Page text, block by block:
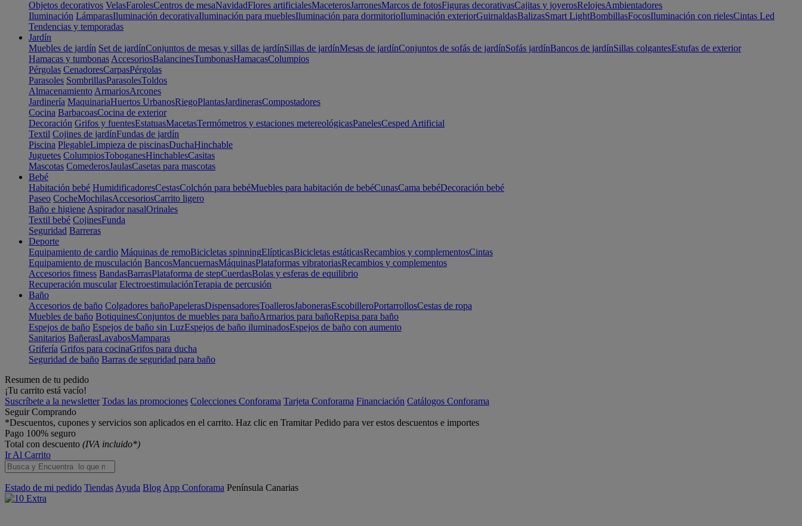
Objetos decorativos VelasFarolesCentros de mesaNavidadFlores artificialesMaceterosJarronesMarcos de fotosFiguras decorativasCajitas y joyerosRelojesAmbientadores
Iluminación LámparasIluminación decorativaIluminación para mueblesIluminación para dormitorioIluminación exteriorGuirnaldasBalizasSmart LightBombillasFocosIluminación con rielesCintas Led
Tendencias y temporadas
Jardín
Muebles de jardín Set de jardínConjuntos de mesas y sillas de jardínSillas de jardínMesas de jardínConjuntos de sofás de jardínSofás jardínBancos de jardínSillas colgantesEstufas de exterior
Hamacas y tumbonas AccesoriosBalancinesTumbonasHamacasColumpios
Pérgolas CenadoresCarpasPérgolas
Parasoles SombrillasParasolesToldos
Almacenamiento ArmariosArcones
Jardinería MaquinariaHuertos UrbanosRiegoPlantasJardinerasCompostadores
Cocina BarbacoasCocina de exterior
Decoración Grifos y fuentesEstatuasMacetasTermómetros y estaciones metereológicasPanelesCesped Artificial
Textil Cojines de jardínFundas de jardín
Piscina PlegableLimpieza de piscinasDuchaHinchable
Juguetes ColumpiosToboganesHinchablesCasitas
Mascotas ComederosJaulasCasetas para mascotas
Bebé
Habitación bebé HumidificadoresCestasColchón para bebéMuebles para habitación de bebéCunasCama bebéDecoración bebé
Paseo CocheMochilasAccesoriosCarrito ligero
Baño e higiene Aspirador nasalOrinales
Textil bebé CojinesFunda
Seguridad Barreras
Deporte
Equipamiento de cardio Máquinas de remoBicicletas spinningElípticasBicicletas estáticasRecambios y complementosCintas
Equipamiento de musculación BancosMancuernasMáquinasPlataformas vibratoriasRecambios y complementos
Accesorios fitness BandasBarrasPlataforma de stepCuerdasBolas y esferas de equilibrio
Recuperación muscular ElectroestimulaciónTerapia de percusión
Baño
Accesorios de baño Colgadores bañoPapelerasDispensadoresToallerosJabonerasEscobilleroPortarrollosCestas de ropa
Muebles de baño BotiquinesConjuntos de muebles para bañoArmarios para bañoRepisa para baño
Espejos de baño Espejos de baño sin LuzEspejos de baño iluminadosEspejos de baño con aumento
Sanitarios BañerasLavabosMamparas
Grifería Grifos para cocinaGrifos para ducha
Seguridad de baño Barras de seguridad para baño
Resumen de tu pedido
¡Tu carrito está vacío!
Suscríbete a la newsletter Todas las promociones Colecciones Conforama Tarjeta Conforama Financiación Catálogos Conforama
Seguir Comprando
*Descuentos, cupones y servicios son aplicados en el carrito. Haz clic en Tramitar Pedido para ver estos descuentos e importes
Pago 100% seguro
Total con descuento (IVA incluido*)
Ir Al Carrito
Estado de mi pedido Tiendas Ayuda Blog App Conforama Península Canarias